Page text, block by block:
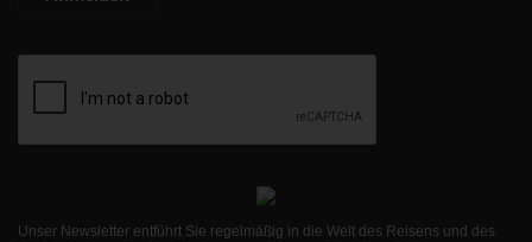
Unser Newsletter entführt Sie regelmäßig in die Welt des Reisens und des